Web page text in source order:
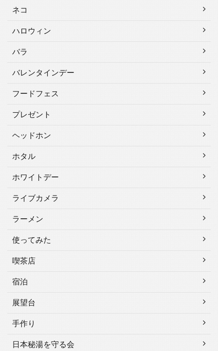
ネコ
ハロウィン
バラ
バレンタインデー
フードフェス
プレゼント
ヘッドホン
ホタル
ホワイトデー
ライブカメラ
ラーメン
使ってみた
喫茶店
宿泊
展望台
手作り
日本秘湯を守る会